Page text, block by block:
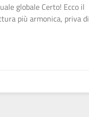
globale Certo! Ecco il
più armonica, priva di